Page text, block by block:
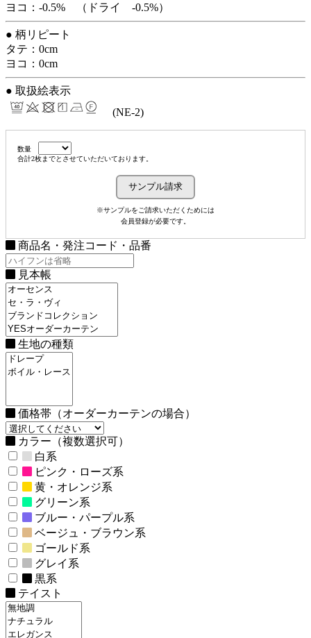
ヨコ：-0.5% （ドライ -0.5%）
● 柄リピート
タテ：0cm
ヨコ：0cm
● 取扱絵表示
(NE-2)
数量
合計2枚までとさせていただいております。
※サンプルをご請求いただくためには
会員登録が必要です。
商品名・発注コード・品番
見本帳
生地の種類
価格帯（オーダーカーテンの場合）
カラー（複数選択可）
白系
ピンク・ローズ系
黄・オレンジ系
グリーン系
ブルー・パープル系
ベージュ・ブラウン系
ゴールド系
グレイ系
黒系
テイスト